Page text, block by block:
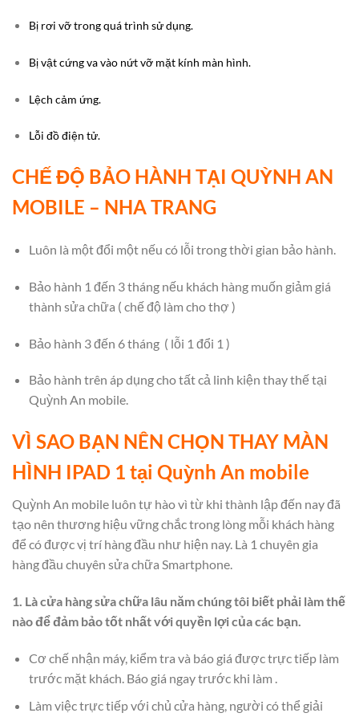
Bị rơi vỡ trong quá trình sử dụng.
Bị vật cứng va vào nứt vỡ mặt kính màn hình.
Lệch cảm ứng.
Lỗi đồ điện tử.
CHẾ ĐỘ BẢO HÀNH TẠI QUỲNH AN
MOBILE – NHA TRANG
Luôn là một đổi một nếu có lỗi trong thời gian bảo hành.
Bảo hành 1 đến 3 tháng nếu khách hàng muốn giảm giá
thành sửa chữa ( chế độ làm cho thợ )
Bảo hành 3 đến 6 tháng ( lỗi 1 đổi 1 )
Bảo hành trên áp dụng cho tất cả linh kiện thay thế tại
Quỳnh An mobile.
VÌ SAO BẠN NÊN CHỌN THAY MÀN
HÌNH IPAD 1 tại Quỳnh An mobile
Quỳnh An mobile luôn tự hào vì từ khi thành lập đến nay đã
tạo nên thương hiệu vững chắc trong lòng mỗi khách hàng
để có được vị trí hàng đầu như hiện nay. Là 1 chuyên gia
hàng đầu chuyên sửa chữa Smartphone.
1. Là cửa hàng sửa chữa lâu năm chúng tôi biết phải làm thế
nào để đảm bảo tốt nhất với quyền lợi của các bạn.
Cơ chế nhận máy, kiểm tra và báo giá được trực tiếp làm
trước mặt khách. Báo giá ngay trước khi làm .
Làm việc trực tiếp với chủ cửa hàng, người có thể giải